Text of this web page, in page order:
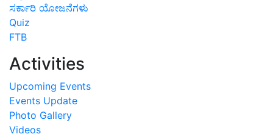
ಸರ್ಕಾರಿ ಯೋಜನೆಗಳು
Quiz
FTB
Activities
Upcoming Events
Events Update
Photo Gallery
Videos